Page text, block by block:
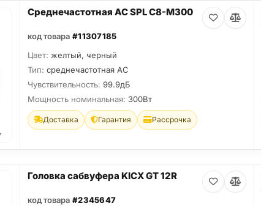
Среднечастотная АС SPL C8-M300
код товара #11307185
Цвет: желтый, черный
Тип: среднечастотная АС
Чувствительность: 99.9дБ
Мощность номинальная: 300Вт
Доставка Гарантия Рассрочка
Головка сабвуфера KICX GT 12R
код товара #2345647